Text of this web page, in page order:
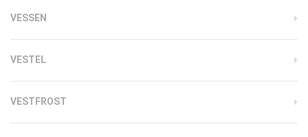
VESSEN
VESTEL
VESTFROST